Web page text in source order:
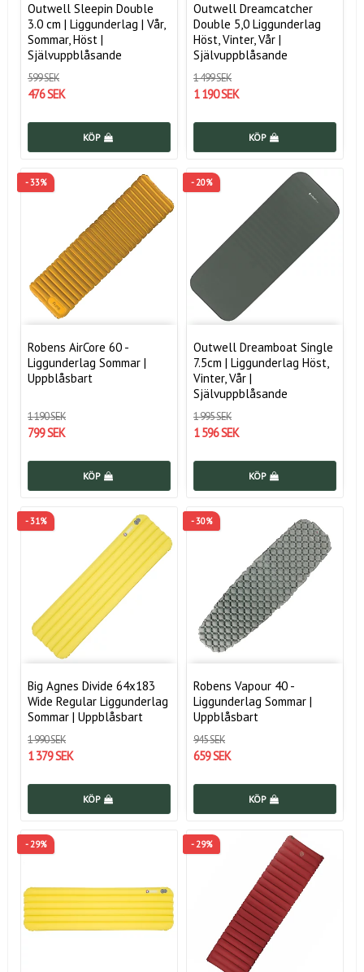
Outwell Sleepin Double
3.0 cm | Liggunderlag | Vår,
Sommar, Höst |
Självuppblåsande
599 SEK
476 SEK
KÖP
Outwell Dreamcatcher
Double 5,0 Liggunderlag
Höst, Vinter, Vår |
Självuppblåsande
1 499 SEK
1 190 SEK
KÖP
- 33%
Robens AirCore 60 -
Liggunderlag Sommar |
Uppblåsbart
1 190 SEK
799 SEK
KÖP
- 20%
Outwell Dreamboat Single
7.5cm | Liggunderlag Höst,
Vinter, Vår |
Självuppblåsande
1 995 SEK
1 596 SEK
KÖP
- 31%
Big Agnes Divide 64x183
Wide Regular Liggunderlag
Sommar | Uppblåsbart
1 990 SEK
1 379 SEK
KÖP
- 30%
Robens Vapour 40 -
Liggunderlag Sommar |
Uppblåsbart
945 SEK
659 SEK
KÖP
- 29% - 29%